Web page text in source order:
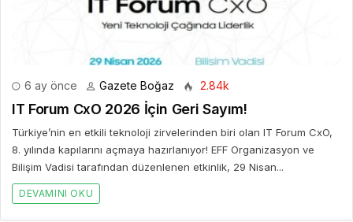
6 ay önce Gazete Boğaz 2.84k
IT Forum CxO 2026 İçin Geri Sayım!
Türkiye’nin en etkili teknoloji zirvelerinden biri olan IT Forum CxO,
8. yılında kapılarını açmaya hazırlanıyor! EFF Organizasyon ve
Bilişim Vadisi tarafından düzenlenen etkinlik, 29 Nisan...
DEVAMINI OKU